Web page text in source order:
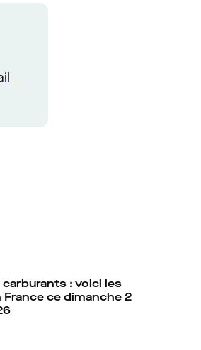
carburants : voici les
ce dimanche 2